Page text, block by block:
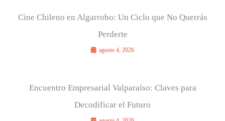
Cine Chileno en Algarrobo: Un Ciclo que No Querrás
Perderte
agosto 4, 2026
Encuentro Empresarial Valparaíso: Claves para
Decodificar el Futuro